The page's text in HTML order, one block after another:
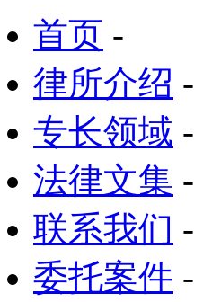
首页 -
律所介绍 -
专长领域 -
法律文集 -
联系我们 -
委托案件 -